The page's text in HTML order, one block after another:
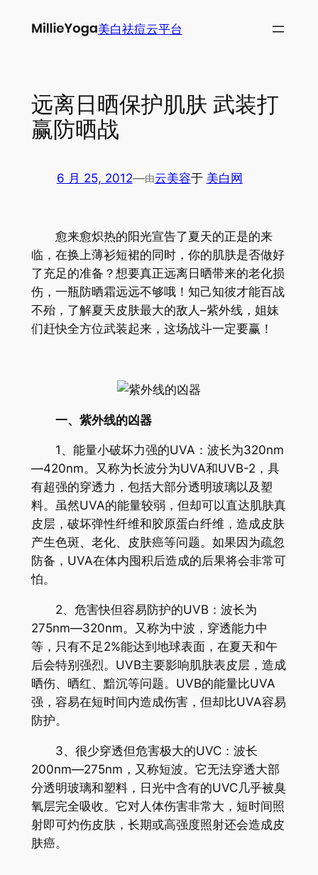
美白祛痘云平台
远离日晒保护肌肤 武装打
赢防晒战
6 月 25, 2012—由云美容于 美白网
愈来愈炽热的阳光宣告了夏天的正是的来
临，在换上薄衫短裙的同时，你的肌肤是否做好
了充足的准备？想要真正远离日晒带来的老化损
伤，一瓶防晒霜远远不够哦！知己知彼才能百战
不殆，了解夏天皮肤最大的敌人–紫外线，姐妹
们赶快全方位武装起来，这场战斗一定要赢！
一、紫外线的凶器
1、能量小破坏力强的UVA：波长为320nm
—420nm。又称为长波分为UVA和UVB-2，具
有超强的穿透力，包括大部分透明玻璃以及塑
料。虽然UVA的能量较弱，但却可以直达肌肤真
皮层，破坏弹性纤维和胶原蛋白纤维，造成皮肤
产生色斑、老化、皮肤癌等问题。如果因为疏忽
防备，UVA在体内囤积后造成的后果将会非常可
怕。
2、危害快但容易防护的UVB：波长为
275nm—320nm。又称为中波，穿透能力中
等，只有不足2%能达到地球表面，在夏天和午
后会特别强烈。UVB主要影响肌肤表皮层，造成
晒伤、晒红、黯沉等问题。UVB的能量比UVA
强，容易在短时间内造成伤害，但却比UVA容易
防护。
3、很少穿透但危害极大的UVC：波长
200nm—275nm，又称短波。它无法穿透大部
分透明玻璃和塑料，日光中含有的UVC几乎被臭
氧层完全吸收。它对人体伤害非常大，短时间照
射即可灼伤皮肤，长期或高强度照射还会造成皮
肤癌。